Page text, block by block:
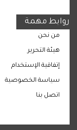
روابط مهمة
من نحن
هيئة التحرير
إتفاقية الإستخدام
سياسة الخصوصية
اتصل بنا